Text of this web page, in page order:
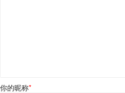
你的昵称*